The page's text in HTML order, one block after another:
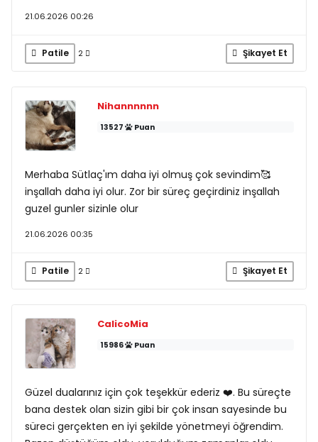
21.06.2026 00:26
Patile 2 Şikayet Et
Nihannnnnn
13527 Puan
Merhaba Sütlaç'ım daha iyi olmuş çok sevindim🥰
inşallah daha iyi olur. Zor bir süreç geçirdiniz inşallah
guzel gunler sizinle olur
21.06.2026 00:35
Patile 2 Şikayet Et
CalicoMia
15986 Puan
Güzel dualarınız için çok teşekkür ederiz ❤️. Bu süreçte
bana destek olan sizin gibi bir çok insan sayesinde bu
süreci gerçekten en iyi şekilde yönetmeyi öğrendim.